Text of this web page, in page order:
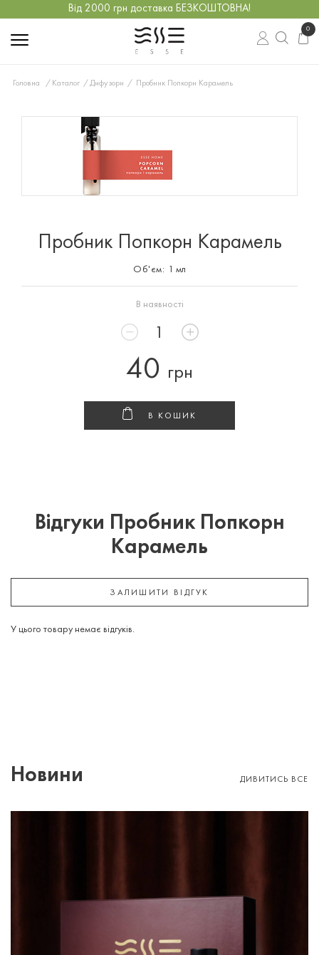
Від 2000 грн доставка БЕЗКОШТОВНА!
0
Головна Каталог Дифузори Пробник Попкорн Карамель
Пробник Попкорн Карамель
Об'єм: 1 мл
В наявності
40 грн
В КОШИК
Відгуки Пробник Попкорн
Карамель
ЗАЛИШИТИ ВІДГУК
У цього товару немає відгуків.
Новини ДИВИТИСЬ ВСЕ